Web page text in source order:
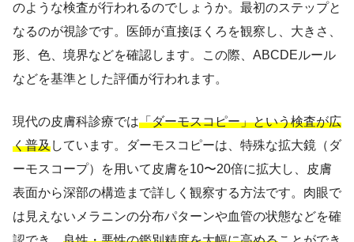
のような検査が行われるのでしょうか。最初のステップと
なるのが視診です。医師が直接ほくろを観察し、大きさ、
形、色、境界などを確認します。この際、ABCDEルール
などを基準とした評価が行われます。
現代の皮膚科診療では「ダーモスコピー」という検査が広
く普及しています。ダーモスコピーは、特殊な拡大鏡（ダ
ーモスコープ）を用いて皮膚を10〜20倍に拡大し、皮膚
表面から深部の構造まで詳しく観察する方法です。肉眼で
は見えないメラニンの分布パターンや血管の状態などを確